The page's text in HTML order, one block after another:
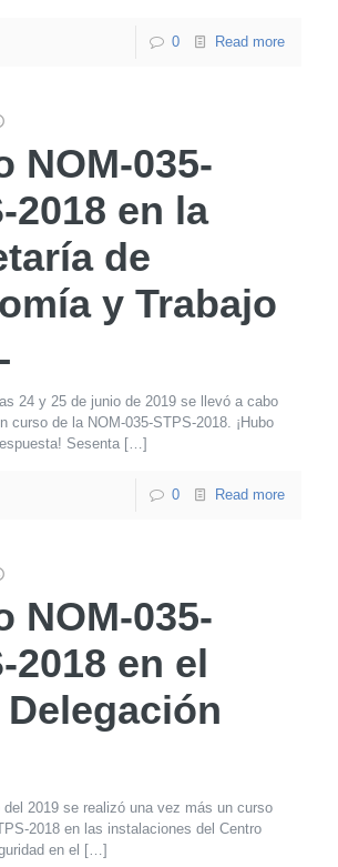
0 Read more
NOM-035-
2018 en la
de
y Trabajo
24 y 25 de junio de 2019 se llevó a cabo
curso de la NOM-035-STPS-2018. ¡Hubo
Sesenta […]
0 Read more
NOM-035-
2018 en el
Delegación
del 2019 se realizó una vez más un curso
2018 en las instalaciones del Centro
en el […]